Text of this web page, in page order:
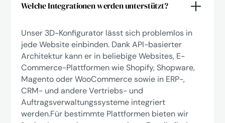
Welche Integrationen werden unterstützt?
Unser 3D-Konfigurator lässt sich problemlos in
jede Website einbinden. Dank API-basierter
Architektur kann er in beliebige Websites, E-
Commerce-Plattformen wie Shopify, Shopware,
Magento oder WooCommerce sowie in ERP-,
CRM- und andere Vertriebs- und
Auftragsverwaltungssysteme integriert
werden.Für bestimmte Plattformen bieten wir